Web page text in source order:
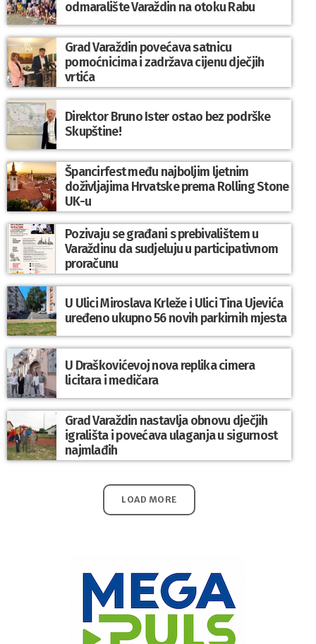
odmaralište Varaždin na otoku Rabu
Grad Varaždin povećava satnicu
pomoćnicima i zadržava cijenu dječjih
vrtića
Direktor Bruno Ister ostao bez podrške
Skupštine!
Špancirfest među najboljim ljetnim
doživljajima Hrvatske prema Rolling Stone
UK-u
Pozivaju se građani s prebivalištem u
Varaždinu da sudjeluju u participativnom
proračunu
U Ulici Miroslava Krleže i Ulici Tina Ujevića
uređeno ukupno 56 novih parkirnih mjesta
U Draškovićevoj nova replika cimera
licitara i medičara
Grad Varaždin nastavlja obnovu dječjih
igrališta i povećava ulaganja u sigurnost
najmlađih
LOAD MORE